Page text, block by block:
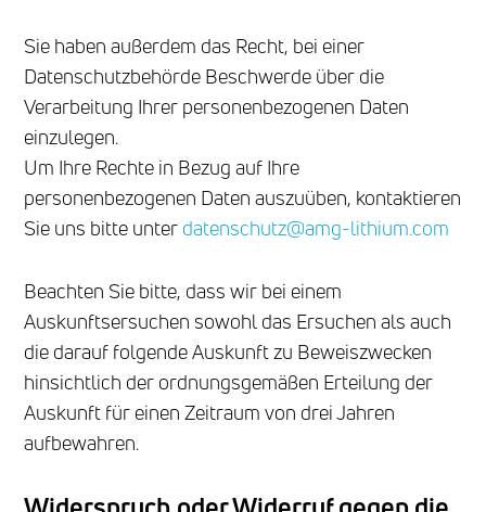
Sie haben außerdem das Recht, bei einer
Datenschutzbehörde Beschwerde über die
Verarbeitung Ihrer personenbezogenen Daten
einzulegen.
Um Ihre Rechte in Bezug auf Ihre
personenbezogenen Daten auszuüben, kontaktieren
Sie uns bitte unter datenschutz@amg-lithium.com
Beachten Sie bitte, dass wir bei einem
Auskunftsersuchen sowohl das Ersuchen als auch
die darauf folgende Auskunft zu Beweiszwecken
hinsichtlich der ordnungsgemäßen Erteilung der
Auskunft für einen Zeitraum von drei Jahren
aufbewahren.